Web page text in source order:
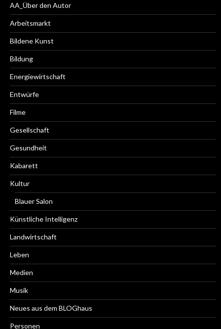
AA_Über den Autor
Arbeitsmarkt
Bildene Kunst
Bildung
Energiewirtschaft
Entwürfe
Filme
Gesellschaft
Gesundheit
Kabarett
Kultur
Blauer Salon
Künstliche Intelligenz
Landwirtschaft
Leben
Medien
Musik
Neues aus dem BLOGhaus
Personen